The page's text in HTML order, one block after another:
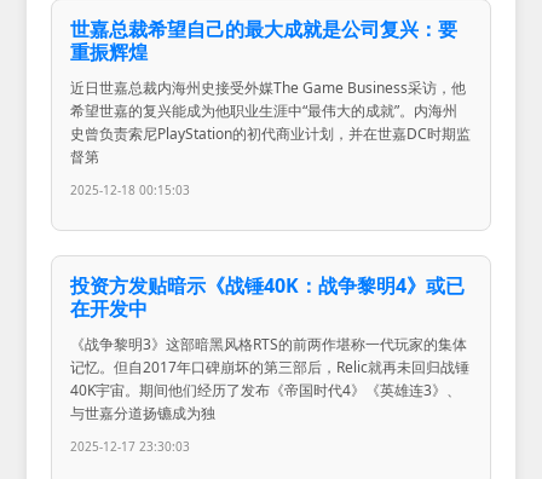
世嘉总裁希望自己的最大成就是公司复兴：要
重振辉煌
近日世嘉总裁内海州史接受外媒The Game Business采访，他
希望世嘉的复兴能成为他职业生涯中“最伟大的成就”。内海州
史曾负责索尼PlayStation的初代商业计划，并在世嘉DC时期监
督第
2025-12-18 00:15:03
投资方发贴暗示《战锤40K：战争黎明4》或已
在开发中
《战争黎明3》这部暗黑风格RTS的前两作堪称一代玩家的集体
记忆。但自2017年口碑崩坏的第三部后，Relic就再未回归战锤
40K宇宙。期间他们经历了发布《帝国时代4》《英雄连3》、
与世嘉分道扬镳成为独
2025-12-17 23:30:03